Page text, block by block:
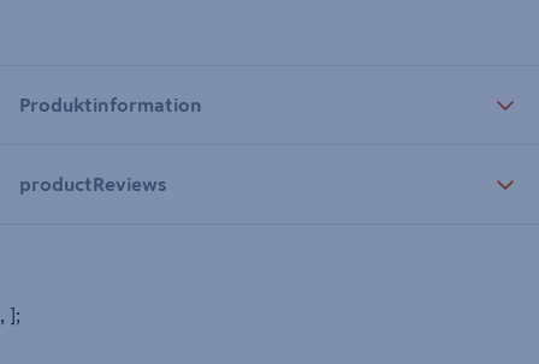
Produktinformation
productReviews
, ];